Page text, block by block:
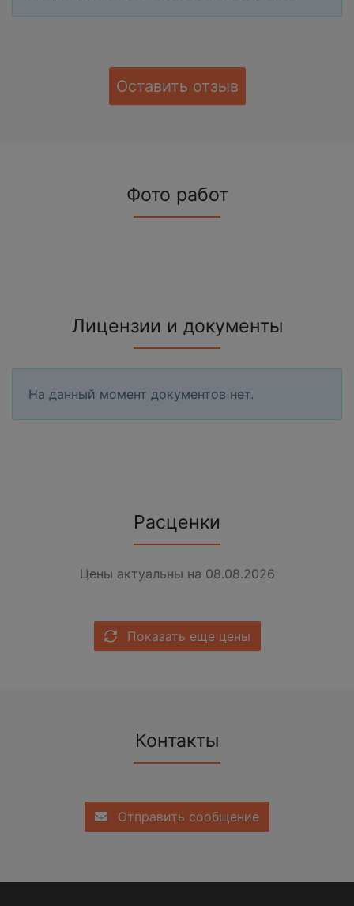
Оставить отзыв
Фото работ
Лицензии и документы
На данный момент документов нет.
Расценки
Цены актуальны на 08.08.2026
Показать еще цены
Контакты
Отправить сообщение